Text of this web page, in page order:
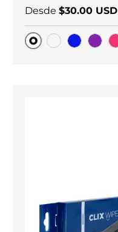
Desde $30.00 USD
Original